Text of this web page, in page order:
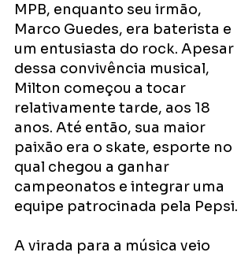
MPB, enquanto seu irmão,
Marco Guedes, era baterista e
um entusiasta do rock. Apesar
dessa convivência musical,
Milton começou a tocar
relativamente tarde, aos 18
anos. Até então, sua maior
paixão era o skate, esporte no
qual chegou a ganhar
campeonatos e integrar uma
equipe patrocinada pela Pepsi.
A virada para a música veio